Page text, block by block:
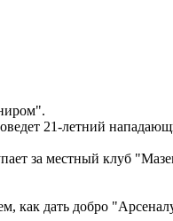
21-летний
за местный клуб
как дать добро